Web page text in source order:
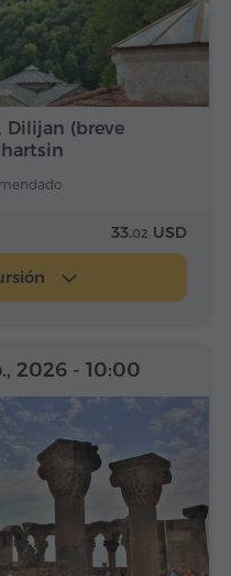
Dilijan (breve
33.02 USD
2026 - 10:00